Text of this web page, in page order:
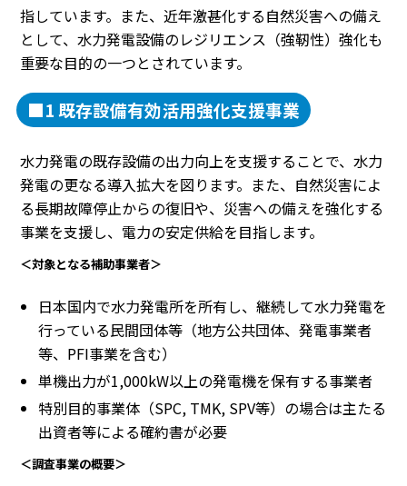
指しています。また、近年激甚化する自然災害への備え
として、水力発電設備のレジリエンス（強靭性）強化も
重要な目的の一つとされています。
■1 既存設備有効活用強化支援事業
水力発電の既存設備の出力向上を支援することで、水力
発電の更なる導入拡大を図ります。また、自然災害によ
る長期故障停止からの復旧や、災害への備えを強化する
事業を支援し、電力の安定供給を目指します。
＜対象となる補助事業者＞
日本国内で水力発電所を所有し、継続して水力発電を
行っている民間団体等（地方公共団体、発電事業者
等、PFI事業を含む）
単機出力が1,000kW以上の発電機を保有する事業者
特別目的事業体（SPC, TMK, SPV等）の場合は主たる
出資者等による確約書が必要
＜調査事業の概要＞